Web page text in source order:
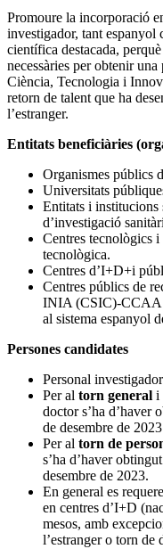
Promoure la incorporació
investigador, tant espanyol
científica destacada,
necessàries per obtenir
Ciència, Tecnologia i
retorn de talent que ha
l’estranger.
Entitats beneficiàries
Organismes públics
Universitats
Entitats i institucions
d’investigació
Centres tecnològics
tecnològica.
Centres d’I+D+i
Centres públics de
INIA (CSIC)-CCAA i
al sistema espanyol
Persones candidates
Personal
Per al torn general i
doctor s’ha d’haver
de desembre de
Per al torn de
s’ha d’haver
desembre de 2023.
En general es
en centres d’I+D
mesos, amb
l’estranger o torn de